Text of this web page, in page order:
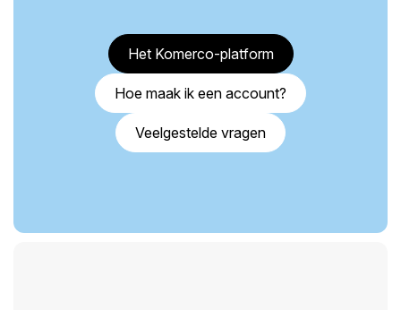
Het Komerco-platform
Hoe maak ik een account?
Veelgestelde vragen